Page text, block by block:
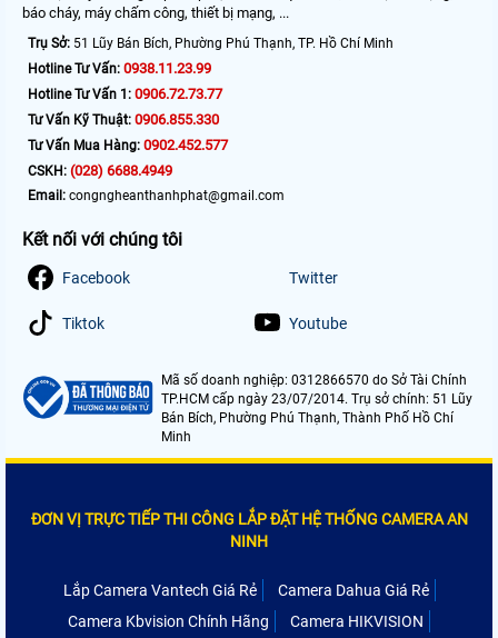
báo cháy, máy chấm công, thiết bị mạng, ...
Trụ Sở: 51 Lũy Bán Bích, Phường Phú Thạnh, TP. Hồ Chí Minh
Hotline Tư Vấn: 0938.11.23.99
Hotline Tư Vấn 1: 0906.72.73.77
Tư Vấn Kỹ Thuật: 0906.855.330
Tư Vấn Mua Hàng: 0902.452.577
CSKH: (028) 6688.4949
Email: congngheanthanhphat@gmail.com
Kết nối với chúng tôi
Facebook Twitter
Tiktok Youtube
Mã số doanh nghiệp: 0312866570 do Sở Tài Chính
TP.HCM cấp ngày 23/07/2014. Trụ sở chính: 51 Lũy
Bán Bích, Phường Phú Thạnh, Thành Phố Hồ Chí
Minh
ĐƠN VỊ TRỰC TIẾP THI CÔNG LẮP ĐẶT HỆ THỐNG CAMERA AN
NINH
Lắp Camera Vantech Giá Rẻ
Camera Dahua Giá Rẻ
Camera Kbvision Chính Hãng
Camera HIKVISION